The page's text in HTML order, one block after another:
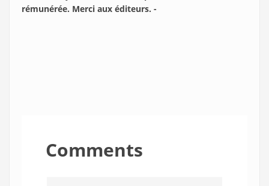
rémunérée. Merci aux éditeurs. -
Comments